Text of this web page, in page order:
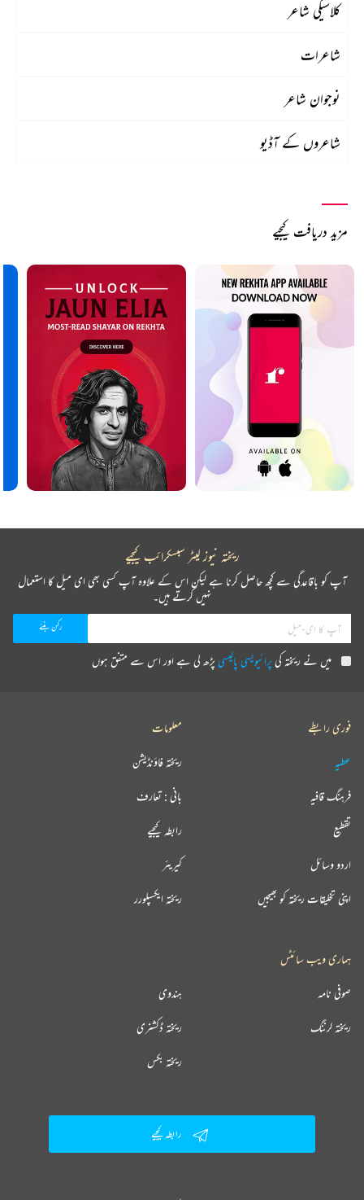
کلاسیکی شاعر
شاعرات
نوجوان شاعر
شاعروں کے آڈیو
مزید دریافت کیجیے
ریختہ نیوز لیٹر سبسکرائب کیجیے
آپ کو باقاعدگی سے کچھ حاصل کرنا ہے لیکن اس کے علاوہ آپ کسی بھی ای میل کا استعمال
نہیں کرتے ہیں۔
میں نے ریختہ کیپرائیویسی پالیسیپڑھ لی ہے اور اس سے متفق ہوں
فوری رابطے
عطیہ
فرہنگ قافیہ
تقطیع
اردو وسائل
اپنی تخلیقات ریختہ کو بھیجیں
معلومات
ریختہ فاؤنڈیشن
بانی : تعارف
رابطہ کیجیے
کیریئر
ریختہ ایکسپلورر
ہماری ویب سائٹس
ہندوی صوفی نامہ
ریختہ ڈکشنری ریختہ لرننگ
ریختہ بکس
رابطہ کیجیے